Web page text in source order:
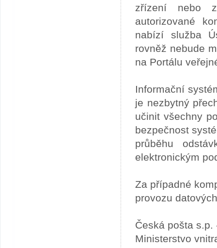
zřízení nebo
autorizované
nabízí služba
rovněž nebude
na Portálu
Informační
je nezbytný
učinit všechny
bezpečnost
průběhu
elektronickým
Za případné
provozu
Česká pošta s.p.
Ministerstvo